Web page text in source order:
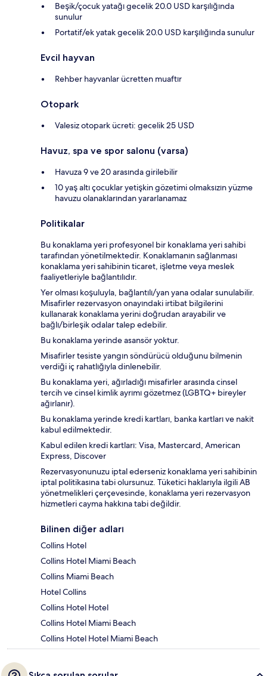
Beşik/çocuk yatağı gecelik 20.0 USD karşılığında
sunulur
Portatif/ek yatak gecelik 20.0 USD karşılığında sunulur
Evcil hayvan
Rehber hayvanlar ücretten muaftır
Otopark
Valesiz otopark ücreti: gecelik 25 USD
Havuz, spa ve spor salonu (varsa)
Havuza 9 ve 20 arasında girilebilir
10 yaş altı çocuklar yetişkin gözetimi olmaksızın yüzme
havuzu olanaklarından yararlanamaz
Politikalar
Bu konaklama yeri profesyonel bir konaklama yeri sahibi
tarafından yönetilmektedir. Konaklamanın sağlanması
konaklama yeri sahibinin ticaret, işletme veya meslek
faaliyetleriyle bağlantılıdır.
Yer olması koşuluyla, bağlantılı/yan yana odalar sunulabilir.
Misafirler rezervasyon onayındaki irtibat bilgilerini
kullanarak konaklama yerini doğrudan arayabilir ve
bağlı/birleşik odalar talep edebilir.
Bu konaklama yerinde asansör yoktur.
Misafirler tesiste yangın söndürücü olduğunu bilmenin
verdiği iç rahatlığıyla dinlenebilir.
Bu konaklama yeri, ağırladığı misafirler arasında cinsel
tercih ve cinsel kimlik ayrımı gözetmez (LGBTQ+ bireyler
ağırlanır).
Bu konaklama yerinde kredi kartları, banka kartları ve nakit
kabul edilmektedir.
Kabul edilen kredi kartları: Visa, Mastercard, American
Express, Discover
Rezervasyonunuzu iptal ederseniz konaklama yeri sahibinin
iptal politikasına tabi olursunuz. Tüketici haklarıyla ilgili AB
yönetmelikleri çerçevesinde, konaklama yeri rezervasyon
hizmetleri cayma hakkına tabi değildir.
Bilinen diğer adları
Collins Hotel
Collins Hotel Miami Beach
Collins Miami Beach
Hotel Collins
Collins Hotel Hotel
Collins Hotel Miami Beach
Collins Hotel Hotel Miami Beach